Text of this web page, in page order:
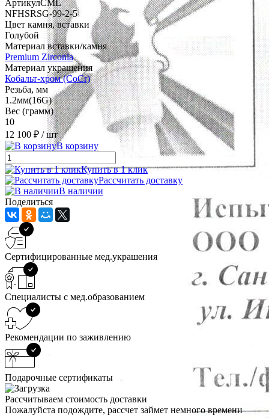
АртикулCML
NFHSRSG-99-2-5
Цвет камня, вставки
Голубой
Материал вставки/камня
Premium Zirconia
Материал украшения
Кобальт-хром (CoCr)
Резьба, мм
1.2мм(16G)
Вес (грамм)
10
12 100 ₽ / шт
В корзину
Купить в 1 клик
Рассчитать доставку
В наличии
Поделиться
Сертифицированные мед.украшения
Специалисты с мед.образованием
Рекомендации по заживлению
Подарочные сертификаты
Рассчитываем стоимость доставки
Пожалуйста подождите, рассчет займет немного времени